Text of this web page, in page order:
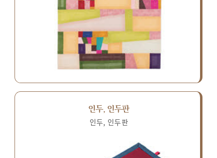
인두, 인두판
인두, 인두판